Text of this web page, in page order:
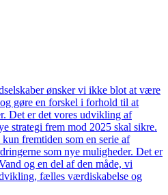
ønsker vi ikke blot at være
gøre en forskel i forhold til at
Det er det vores udvikling af
strategi frem mod 2025 skal sikre.
fremtiden som en serie af
som nye muligheder. Det er
og en del af den måde, vi
fælles værdiskabelse og